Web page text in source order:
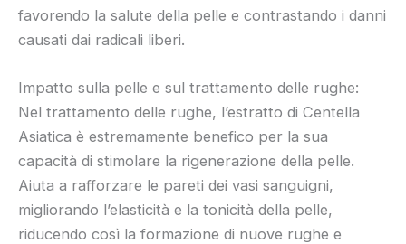
favorendo la salute della pelle e contrastando i danni
causati dai radicali liberi.
Impatto sulla pelle e sul trattamento delle rughe:
Nel trattamento delle rughe, l’estratto di Centella
Asiatica è estremamente benefico per la sua
capacità di stimolare la rigenerazione della pelle.
Aiuta a rafforzare le pareti dei vasi sanguigni,
migliorando l’elasticità e la tonicità della pelle,
riducendo così la formazione di nuove rughe e